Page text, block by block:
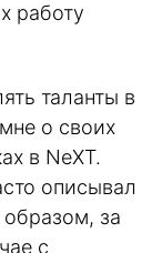
работу
таланты в
о своих
в NeXT.
описывал
за
с